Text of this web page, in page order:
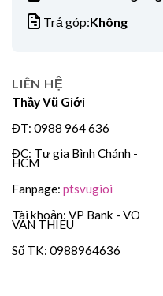
Trả góp:Không
LIÊN HỆ
Thầy Vũ Giới
ĐT: 0988 964 636
ĐC: Tư gia Bình Chánh -
HCM
Fanpage: ptsvugioi
Tài khoản: VP Bank - VO
VAN THIEU
Số TK: 0988964636